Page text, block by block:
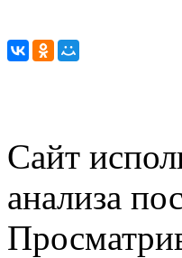
Сайт
анализа